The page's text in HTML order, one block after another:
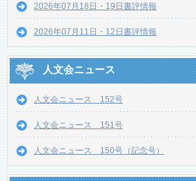
2026年07月18日・19日書評情報
2026年07月11日・12日書評情報
人文会ニュース
人文会ニュース 152号
人文会ニュース 151号
人文会ニュース 150号（記念号）